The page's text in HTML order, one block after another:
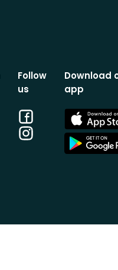
Follow
us
Facebook
Instagram
Download
app
App
Store
App
Store